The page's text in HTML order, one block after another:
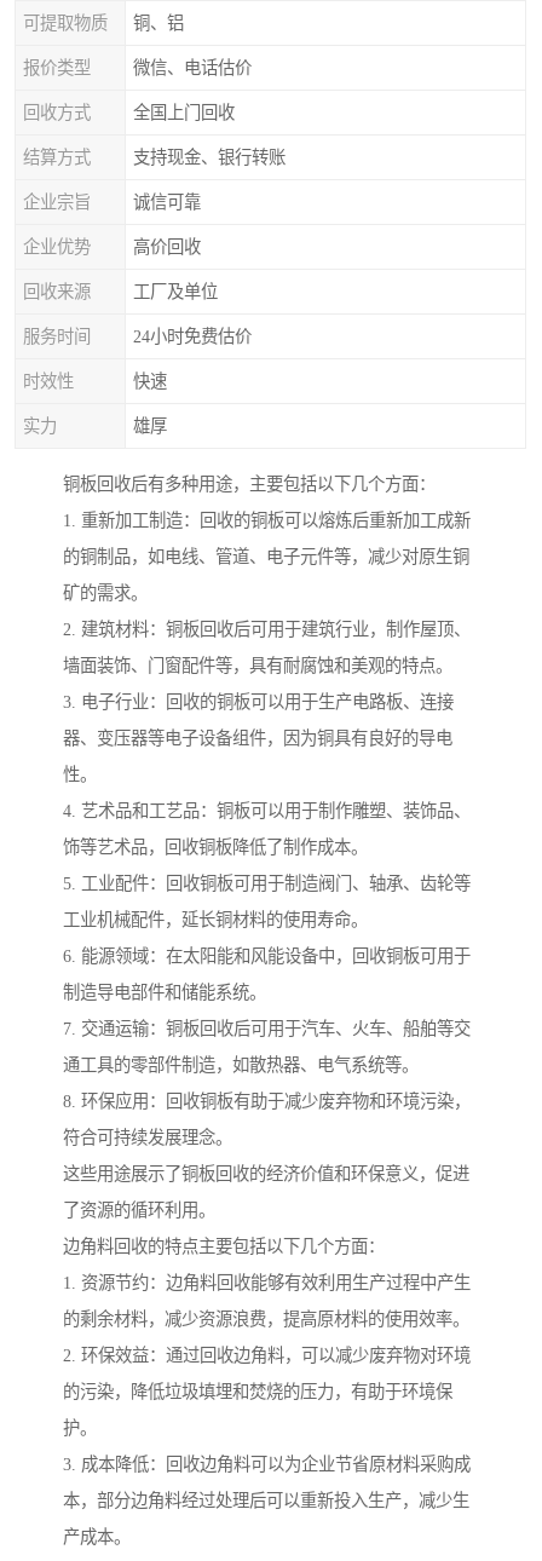
可提取物质 铜、铝
报价类型 微信、电话估价
回收方式 全国上门回收
结算方式 支持现金、银行转账
企业宗旨 诚信可靠
企业优势 高价回收
回收来源 工厂及单位
服务时间 24小时免费估价
时效性 快速
实力 雄厚
铜板回收后有多种用途，主要包括以下几个方面：
1. 重新加工制造：回收的铜板可以熔炼后重新加工成新
的铜制品，如电线、管道、电子元件等，减少对原生铜
矿的需求。
2. 建筑材料：铜板回收后可用于建筑行业，制作屋顶、
墙面装饰、门窗配件等，具有耐腐蚀和美观的特点。
3. 电子行业：回收的铜板可以用于生产电路板、连接
器、变压器等电子设备组件，因为铜具有良好的导电
性。
4. 艺术品和工艺品：铜板可以用于制作雕塑、装饰品、
饰等艺术品，回收铜板降低了制作成本。
5. 工业配件：回收铜板可用于制造阀门、轴承、齿轮等
工业机械配件，延长铜材料的使用寿命。
6. 能源领域：在太阳能和风能设备中，回收铜板可用于
制造导电部件和储能系统。
7. 交通运输：铜板回收后可用于汽车、火车、船舶等交
通工具的零部件制造，如散热器、电气系统等。
8. 环保应用：回收铜板有助于减少废弃物和环境污染，
符合可持续发展理念。
这些用途展示了铜板回收的经济价值和环保意义，促进
了资源的循环利用。
边角料回收的特点主要包括以下几个方面：
1. 资源节约：边角料回收能够有效利用生产过程中产生
的剩余材料，减少资源浪费，提高原材料的使用效率。
2. 环保效益：通过回收边角料，可以减少废弃物对环境
的污染，降低垃圾填埋和焚烧的压力，有助于环境保
护。
3. 成本降低：回收边角料可以为企业节省原材料采购成
本，部分边角料经过处理后可以重新投入生产，减少生
产成本。